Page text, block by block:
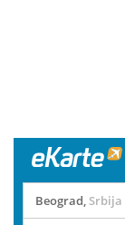
Beograd, Srbija